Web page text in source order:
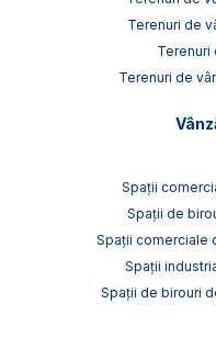
Terenuri de
Terenuri
Terenuri de
Spații
Spații de
Spații comerciale
Spații
Spații de birouri